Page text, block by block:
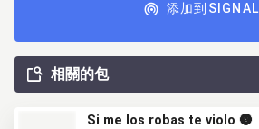
添加到SIGNAL
相關的包
Si me los robas te violo 🌚